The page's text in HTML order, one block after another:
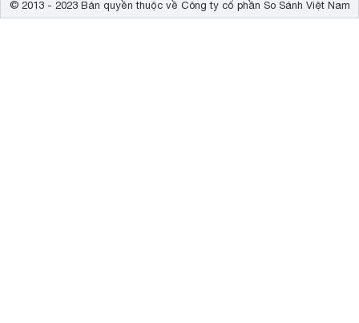
© 2013 - 2023 Bản quyền thuộc về Công ty cổ phần So Sánh Việt Nam